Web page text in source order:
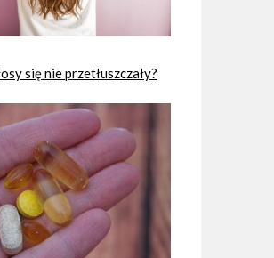
się nie przetłuszczały?